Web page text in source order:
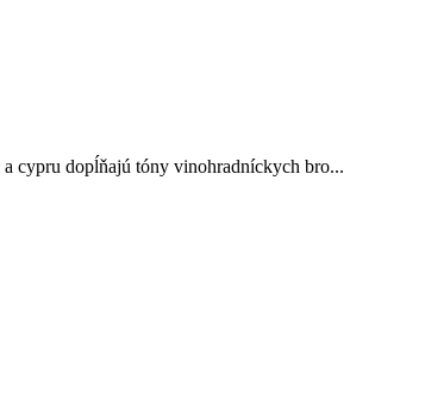
cypru dopĺňajú tóny vinohradníckych bro...